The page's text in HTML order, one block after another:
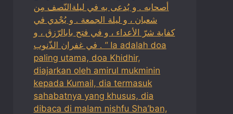
أصحابه . و يُدعى به في ليلةالنّصف مِن
شعبان ، و ليلة الجمعة . و يُجْدي في
كفاية شرّ الأعداء ، و في فتح بابالرّزق ، و
في غفران الذّنوب . “ Ia adalah doa
paling utama, doa Khidhir,
diajarkan oleh amirul mukminin
kepada Kumail, dia termasuk
sahabatnya yang khusus, dia
dibaca di malam nishfu Sha’ban,